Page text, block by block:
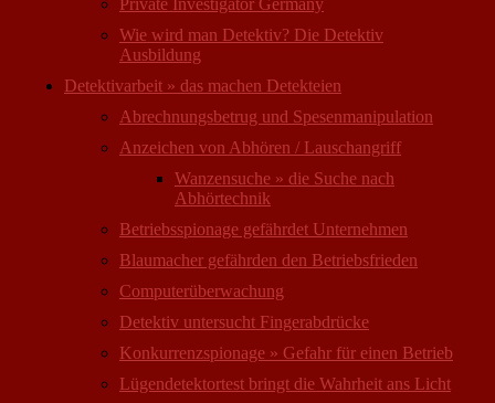
Private Investigator Germany
Wie wird man Detektiv? Die Detektiv
Ausbildung
Detektivarbeit » das machen Detekteien
Abrechnungsbetrug und Spesenmanipulation
Anzeichen von Abhören / Lauschangriff
Wanzensuche » die Suche nach
Abhörtechnik
Betriebsspionage gefährdet Unternehmen
Blaumacher gefährden den Betriebsfrieden
Computer­überwachung
Detektiv untersucht Fingerabdrücke
Konkurrenzspionage » Gefahr für einen Betrieb
Lügendetektortest bringt die Wahrheit ans Licht